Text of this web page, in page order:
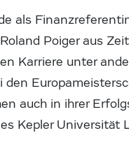
als
Poiger aus
Karriere unter
auch in ihrer
Kepler Universität